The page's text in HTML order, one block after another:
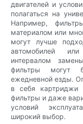
двигателей и
полагаться на
Например,
материалом или
могут лучше
автомобилей
интервалом
фильтры могут
ежедневной езды.
в себя картриджи
фильтры и даже
условий
широкий выбор.